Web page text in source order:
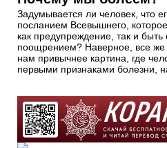
Задумывается ли человек, что
посланием Всевышнего,
как предупреждение, так и
поощрением? Наверное, все же
нам привычнее картина, где
первыми признаками болезни,